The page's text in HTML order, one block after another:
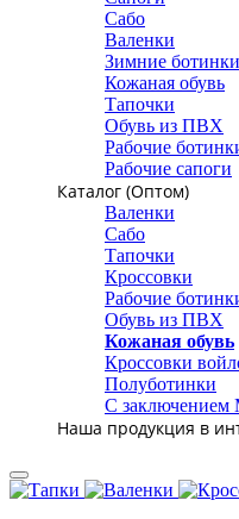
Сабо
Валенки
Зимние ботинки
Кожаная обувь
Тапочки
Обувь из ПВХ
Рабочие
Рабочие сапоги
Каталог (Оптом)
Валенки
Сабо
Тапочки
Кроссовки
Рабочие
Обувь из ПВХ
Кожаная обувь
Кроссовки
Полуботинки
С заключением
Наша продукция в